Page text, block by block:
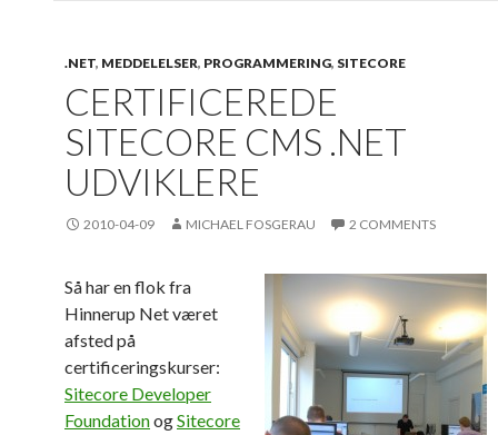
.NET, MEDDELELSER, PROGRAMMERING, SITECORE
CERTIFICEREDE
SITECORE CMS .NET
UDVIKLERE
2010-04-09 MICHAEL FOSGERAU 2 COMMENTS
Så har en flok fra
Hinnerup Net været
afsted på
certificeringskurser:
Sitecore Developer
FoundationogSitecore